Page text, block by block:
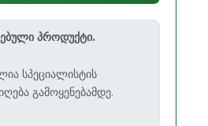
პროდუქტი.
სპეციალისტის
გამოყენებამდე.